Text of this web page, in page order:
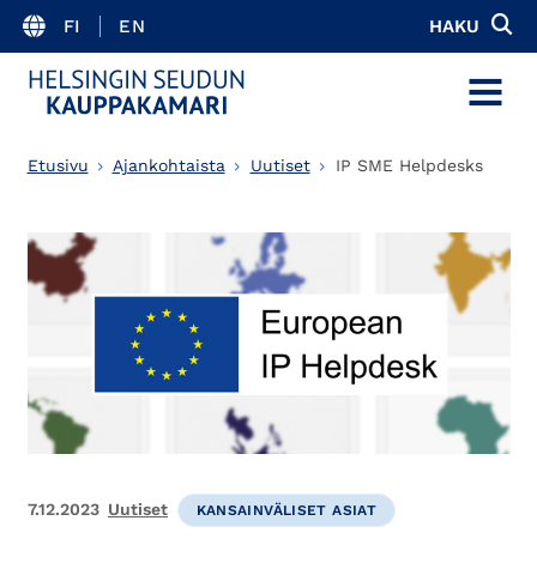
FI EN HAKU
MENU
Etusivu Ajankohtaista Uutiset IP SME Helpdesks
7.12.2023 Uutiset KANSAINVÄLISET ASIAT